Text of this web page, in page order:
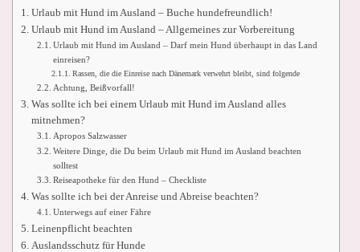
Urlaub mit Hund im Ausland – Buche hundefreundlich!
Urlaub mit Hund im Ausland – Allgemeines zur Vorbereitung
Urlaub mit Hund im Ausland – Darf mein Hund überhaupt in das Land
einreisen?
Rassen, die die Einreise nach Dänemark verwehrt bleibt, sind folgende
Achtung, Beißvorfall!
Was sollte ich bei einem Urlaub mit Hund im Ausland alles
mitnehmen?
Apropos Salzwasser
Weitere Dinge, die Du beim Urlaub mit Hund im Ausland beachten
solltest
Reiseapotheke für den Hund – Checkliste
Was sollte ich bei der Anreise und Abreise beachten?
Unterwegs auf einer Fähre
Leinenpflicht beachten
Auslandsschutz für Hunde